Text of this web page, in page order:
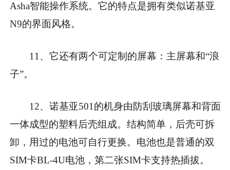
Asha智能操作系统。它的特点是拥有类似诺基亚
N9的界面风格。
11、它还有两个可定制的屏幕：主屏幕和“浪
子”。
12、诺基亚501的机身由防刮玻璃屏幕和背面
一体成型的塑料后壳组成。结构简单，后壳可拆
卸，用过的电池可自行更换。电池也是普通的双
SIM卡BL-4U电池，第二张SIM卡支持热插拔。